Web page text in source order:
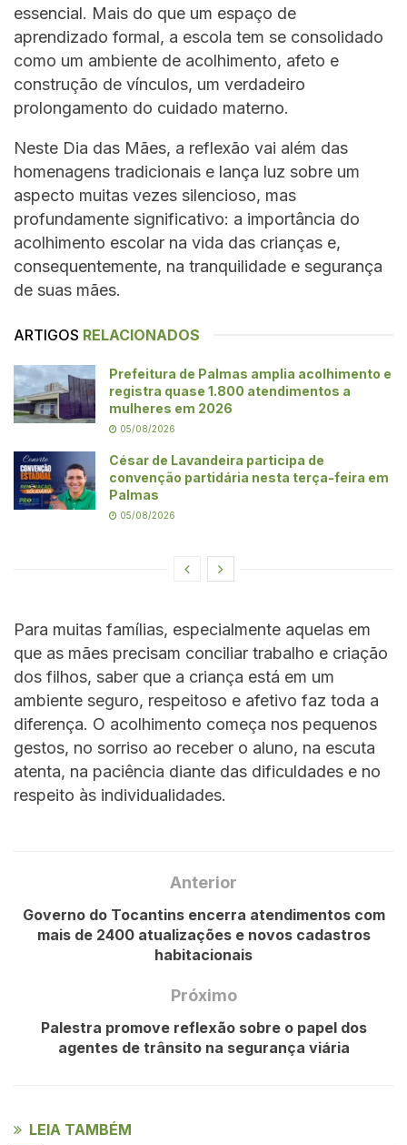
essencial. Mais do que um espaço de
aprendizado formal, a escola tem se consolidado
como um ambiente de acolhimento, afeto e
construção de vínculos, um verdadeiro
prolongamento do cuidado materno.
Neste Dia das Mães, a reflexão vai além das
homenagens tradicionais e lança luz sobre um
aspecto muitas vezes silencioso, mas
profundamente significativo: a importância do
acolhimento escolar na vida das crianças e,
consequentemente, na tranquilidade e segurança
de suas mães.
ARTIGOS RELACIONADOS
Prefeitura de Palmas amplia acolhimento e
registra quase 1.800 atendimentos a
mulheres em 2026
05/08/2026
César de Lavandeira participa de
convenção partidária nesta terça-feira em
Palmas
05/08/2026
Para muitas famílias, especialmente aquelas em
que as mães precisam conciliar trabalho e criação
dos filhos, saber que a criança está em um
ambiente seguro, respeitoso e afetivo faz toda a
diferença. O acolhimento começa nos pequenos
gestos, no sorriso ao receber o aluno, na escuta
atenta, na paciência diante das dificuldades e no
respeito às individualidades.
Anterior
Governo do Tocantins encerra atendimentos com
mais de 2400 atualizações e novos cadastros
habitacionais
Próximo
Palestra promove reflexão sobre o papel dos
agentes de trânsito na segurança viária
LEIA TAMBÉM